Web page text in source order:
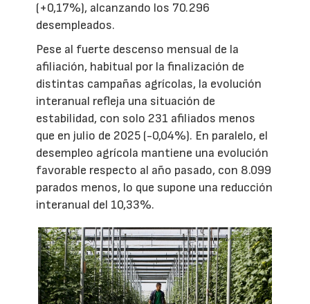
(+0,17%), alcanzando los 70.296
desempleados.
Pese al fuerte descenso mensual de la
afiliación, habitual por la finalización de
distintas campañas agrícolas, la evolución
interanual refleja una situación de
estabilidad, con solo 231 afiliados menos
que en julio de 2025 (-0,04%). En paralelo, el
desempleo agrícola mantiene una evolución
favorable respecto al año pasado, con 8.099
parados menos, lo que supone una reducción
interanual del 10,33%.